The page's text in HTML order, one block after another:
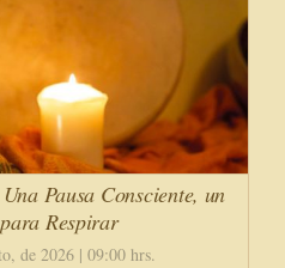
Pausa Consciente, un
Respirar
de 2026 | 09:00 hrs.